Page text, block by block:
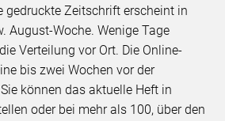
gedruckte Zeitschrift erscheint in
August-Woche. Wenige Tage
Verteilung vor Ort. Die Online-
bis zwei Wochen vor der
können das aktuelle Heft in
oder bei mehr als 100, über den